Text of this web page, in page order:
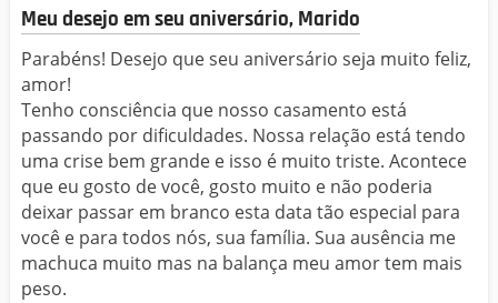
Meu desejo em seu aniversário, Marido
Parabéns! Desejo que seu aniversário seja muito feliz,
amor!
Tenho consciência que nosso casamento está
passando por dificuldades. Nossa relação está tendo
uma crise bem grande e isso é muito triste. Acontece
que eu gosto de você, gosto muito e não poderia
deixar passar em branco esta data tão especial para
você e para todos nós, sua família. Sua ausência me
machuca muito mas na balança meu amor tem mais
peso.